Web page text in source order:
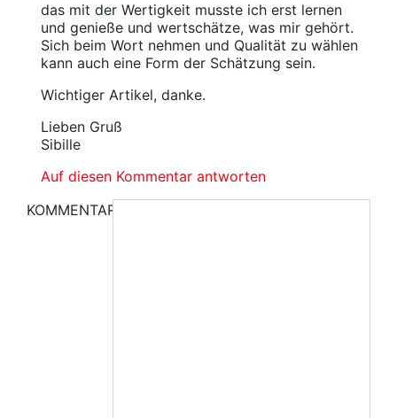
das mit der Wertigkeit musste ich erst lernen
und genieße und wertschätze, was mir gehört.
Sich beim Wort nehmen und Qualität zu wählen
kann auch eine Form der Schätzung sein.
Wichtiger Artikel, danke.
Lieben Gruß
Sibille
Auf diesen Kommentar antworten
KOMMENTAR